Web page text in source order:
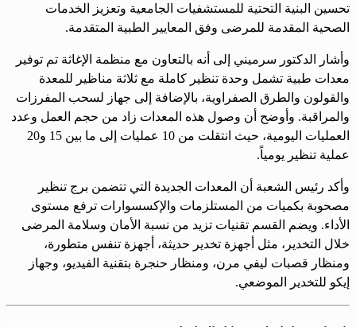
تحسين البنية التحتية للمستشفيات الجامعية وتعزيز الخدمات
الصحية المقدمة للمرضى وفق المعايير الطبية المتقدمة.
وأشار الدكتور سرميني إلى أنه بالتعاون مع منظمة الإغاثة تم توفير
معدات طبية تشمل وحدة تنظير كاملة مع ثلاثة مناظير للمعدة
والقولون والطرق الصفراوية، بالإضافة إلى جهاز لسحب المفرزات
والمراقبة. وأوضح أن وصول هذه المعدات زاد من حجم العمل وعدد
العمليات اليومية، حيث انتقلت من 10 عمليات إلى ما بين 15 و20
عملية تنظير يومياً.
وأكد رئيس الشعبة أن المعدات الجديدة التي تتضمن برج تنظير
مصحوبة بكميات من المستلزمات والإكسسوارات ترفع مستوى
الأداء. ويضم القسم تقنيات تزيد من نسبة الأمان وسلامة المرضى
خلال التخدير، مثل أجهزة تخدير حديثة، أجهزة تنفس متطورة،
ومنظار قصبات ليفي مرن، ومنظار حنجرة بتقنية الفيديو، وجهاز
إيكو للتخدير الموضعي.